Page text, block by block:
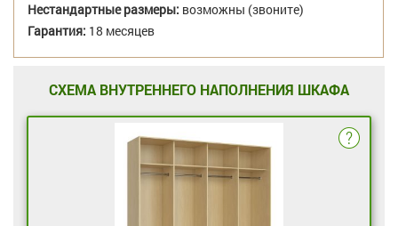
Нестандартные размеры: возможны (звоните)
Гарантия: 18 месяцев
СХЕМА ВНУТРЕННЕГО НАПОЛНЕНИЯ ШКАФА